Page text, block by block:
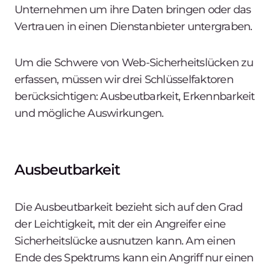
Unternehmen um ihre Daten bringen oder das
Vertrauen in einen Dienstanbieter untergraben.
Um die Schwere von Web-Sicherheitslücken zu
erfassen, müssen wir drei Schlüsselfaktoren
berücksichtigen: Ausbeutbarkeit, Erkennbarkeit
und mögliche Auswirkungen.
Ausbeutbarkeit
Die Ausbeutbarkeit bezieht sich auf den Grad
der Leichtigkeit, mit der ein Angreifer eine
Sicherheitslücke ausnutzen kann. Am einen
Ende des Spektrums kann ein Angriff nur einen